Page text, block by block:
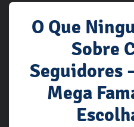
O Que
Sobre
Seguidores
Mega